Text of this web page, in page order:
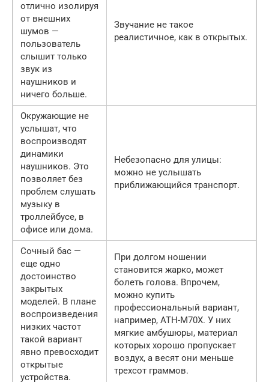
отлично изолируя
от внешних
шумов —
пользователь
слышит только
звук из
наушников и
ничего больше.
Звучание не такое
реалистичное, как в открытых.
Окружающие не
услышат, что
воспроизводят
динамики
наушников. Это
позволяет без
проблем слушать
музыку в
троллейбусе, в
офисе или дома.
Небезопасно для улицы:
можно не услышать
приближающийся транспорт.
Сочный бас —
еще одно
достоинство
закрытых
моделей. В плане
воспроизведения
низких частот
такой вариант
явно превосходит
открытые
устройства.
При долгом ношении
становится жарко, может
болеть голова. Впрочем,
можно купить
профессиональный вариант,
например, ATH-M70X. У них
мягкие амбушюры, материал
которых хорошо пропускает
воздух, а весят они меньше
трехсот граммов.